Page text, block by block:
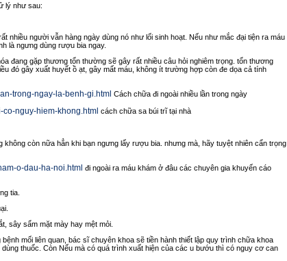
lý như sau:
nhiều người vẫn hàng ngày dùng nó như lối sinh hoạt. Nếu như mắc đại tiện ra máu
là ngưng dùng rượu bia ngay.
đang gặp thương tổn thường sẽ gây rất nhiều câu hỏi nghiêm trọng. tổn thương
đó gây xuất huyết ồ ạt, gây mất máu, không ít trường hợp còn đe dọa cả tính
trong-ngay-la-benh-gi.html Cách chữa đi ngoài nhiều lần trong ngày
nguy-hiem-khong.html cách chữa sa búi trĩ tại nhà
còn nữa hẳn khi bạn ngưng lấy rượu bia. nhưng mà, hãy tuyệt nhiên cẩn trọng
o-dau-ha-noi.html đi ngoài ra máu khám ở đâu các chuyên gia khuyến cáo
tia.
sây sẩm mặt mày hay mệt mỏi.
mối liên quan, bác sĩ chuyên khoa sẽ tiền hành thiết lập quy trình chữa khoa
thuốc. Còn Nếu mà có quá trình xuất hiện của các u bướu thì có nguy cơ can